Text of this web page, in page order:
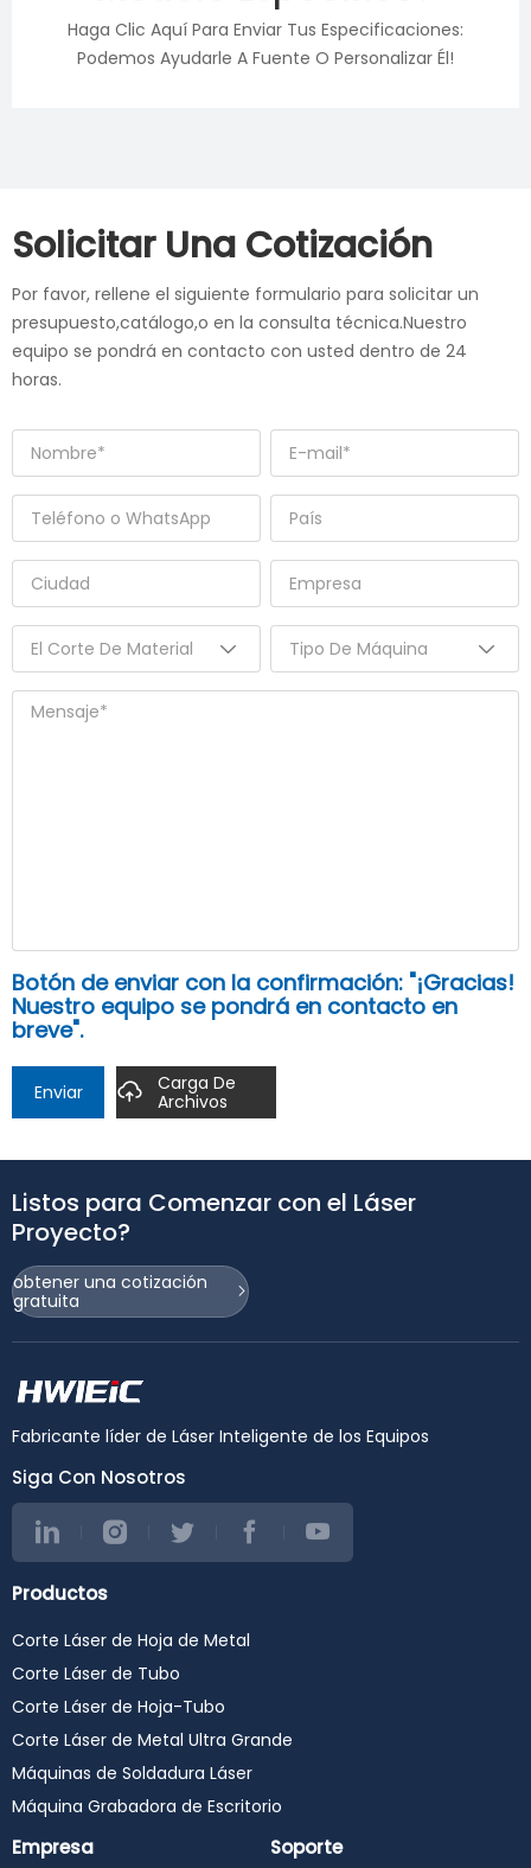
Haga Clic Aquí Para Enviar Tus Especificaciones:
Podemos Ayudarle A Fuente O Personalizar Él!
Solicitar Una Cotización
Por favor, rellene el siguiente formulario para solicitar un
presupuesto,catálogo,o en la consulta técnica.Nuestro
equipo se pondrá en contacto con usted dentro de 24
horas.
Botón de enviar con la confirmación: "¡Gracias!
Nuestro equipo se pondrá en contacto en
breve".
Enviar
Carga De
Archivos
Listos para Comenzar con el Láser
Proyecto?
obtener una cotización
gratuita
Fabricante líder de Láser Inteligente de los Equipos
Siga Con Nosotros
Productos
Corte Láser de Hoja de Metal
Corte Láser de Tubo
Corte Láser de Hoja-Tubo
Corte Láser de Metal Ultra Grande
Máquinas de Soldadura Láser
Máquina Grabadora de Escritorio
Empresa Soporte